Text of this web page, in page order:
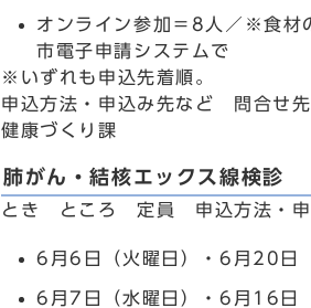
オンライン参加＝8人／※食材
市電子申請システムで
※いずれも申込先着順。
申込方法・申込み先など 問合せ先
健康づくり課
肺がん・結核エックス線検診
とき ところ 定員 申込方法・申
6月6日（火曜日）・6月20日
6月7日（水曜日）・6月16日